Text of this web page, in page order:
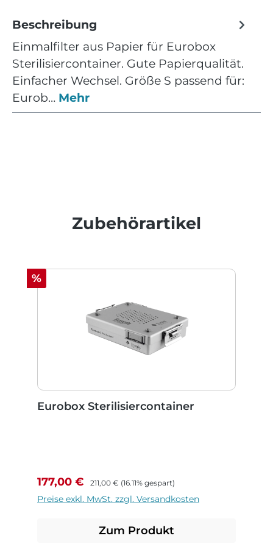
Beschreibung
Einmalfilter aus Papier für Eurobox
Sterilisiercontainer. Gute Papierqualität.
Einfacher Wechsel. Größe S passend für:
Eurob… Mehr
Produktgalerie überspringen
Zubehörartikel
Rabatt
%
Eurobox Sterilisiercontainer
Verkaufspreis:
177,00 € Regulärer Preis:
211,00 € (16.11% gespart)
Preise exkl. MwSt. zzgl. Versandkosten
Zum Produkt